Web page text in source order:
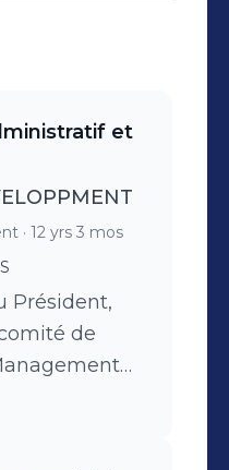
et
· 12 yrs 3 mos
Président,
de
15